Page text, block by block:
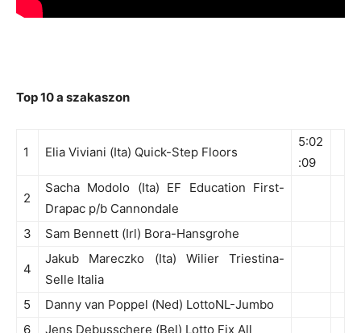
Top 10 a szakaszon
1 Elia Viviani (Ita) Quick-Step Floors
5:02
:09
2
Sacha Modolo (Ita) EF Education First-
Drapac p/b Cannondale
3
Sam Bennett (Irl) Bora-Hansgrohe
4
Jakub Mareczko (Ita) Wilier Triestina-
Selle Italia
5
Danny van Poppel (Ned) LottoNL-Jumbo
6
Jens Debusschere (Bel) Lotto Fix All